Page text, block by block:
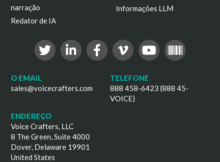
narração
Redator de IA
Informações LLM
O EMAIL
sales@voicecrafters.com
TELEFONE
888 458-6423 (888 45-
VOICE)
ENDEREÇO
Voice Crafters, LLC
8 The Green, Suite 4000
Dover, Delaware 19901
United States